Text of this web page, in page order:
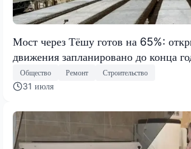
Мост через Тёшу готов на 65%:
движения запланировано до конца
Общество Ремонт Строительство
31 июля